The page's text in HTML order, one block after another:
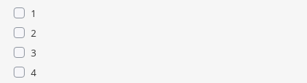
1
2
3
4